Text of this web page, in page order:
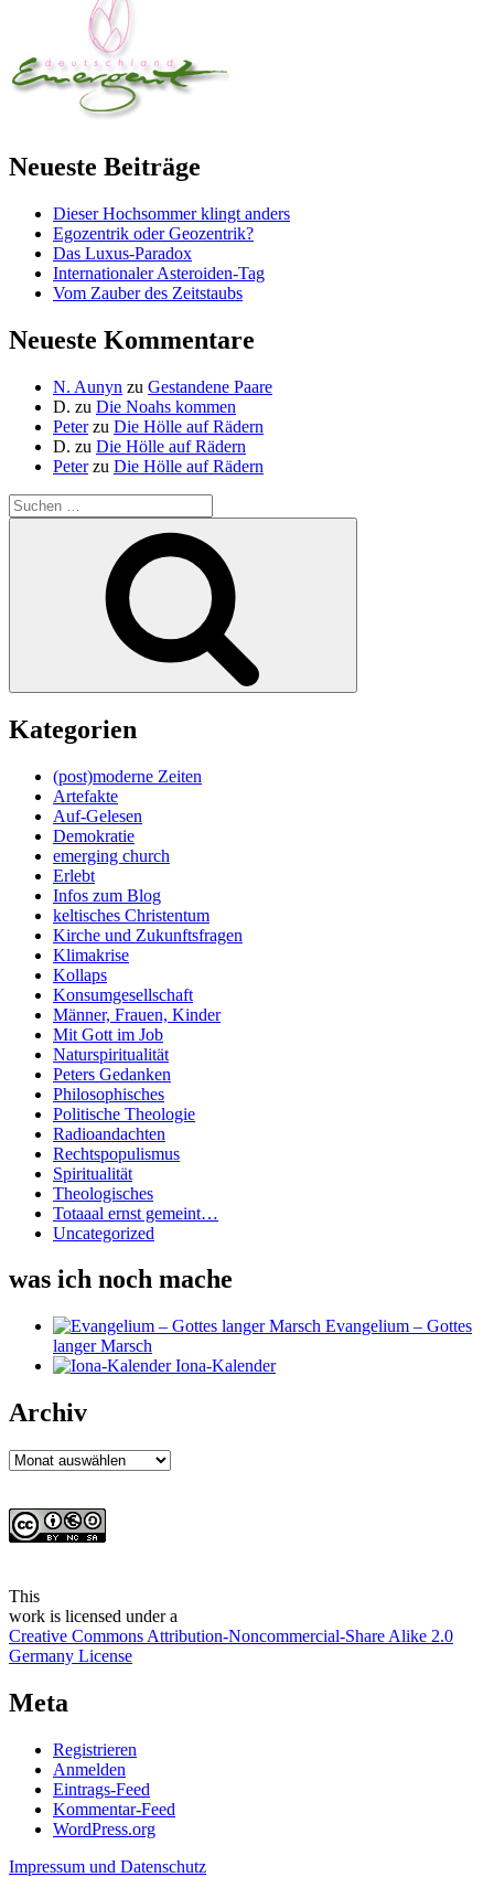
Neueste Beiträge
Dieser Hochsommer klingt anders
Egozentrik oder Geozentrik?
Das Luxus-Paradox
Internationaler Asteroiden-Tag
Vom Zauber des Zeitstaubs
Neueste Kommentare
N. Aunyn zu Gestandene Paare
D. zu Die Noahs kommen
Peterzu Die Hölle auf Rädern
D. zu Die Hölle auf Rädern
Peterzu Die Hölle auf Rädern
Suche
nach:
Kategorien
(post)moderne Zeiten
Artefakte
Auf-Gelesen
Demokratie
emerging church
Erlebt
Infos zum Blog
keltisches Christentum
Kirche und Zukunftsfragen
Klimakrise
Kollaps
Konsumgesellschaft
Männer, Frauen, Kinder
Mit Gott im Job
Naturspiritualität
Peters Gedanken
Philosophisches
Politische Theologie
Radioandachten
Rechtspopulismus
Spiritualität
Theologisches
Totaaal ernst gemeint…
Uncategorized
was ich noch mache
Evangelium – Gottes
langer Marsch
Iona-Kalender
Archiv
Archiv
This
work is licensed under a
Creative Commons Attribution-Noncommercial-Share Alike 2.0
Germany License
Meta
Registrieren
Anmelden
Eintrags-Feed
Kommentar-Feed
WordPress.org
Impressum und Datenschutz